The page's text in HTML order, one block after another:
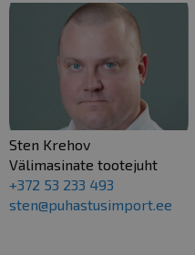
Sten Krehov
Välimasinate tootejuht
+372 53 233 493
sten@puhastusimport.ee